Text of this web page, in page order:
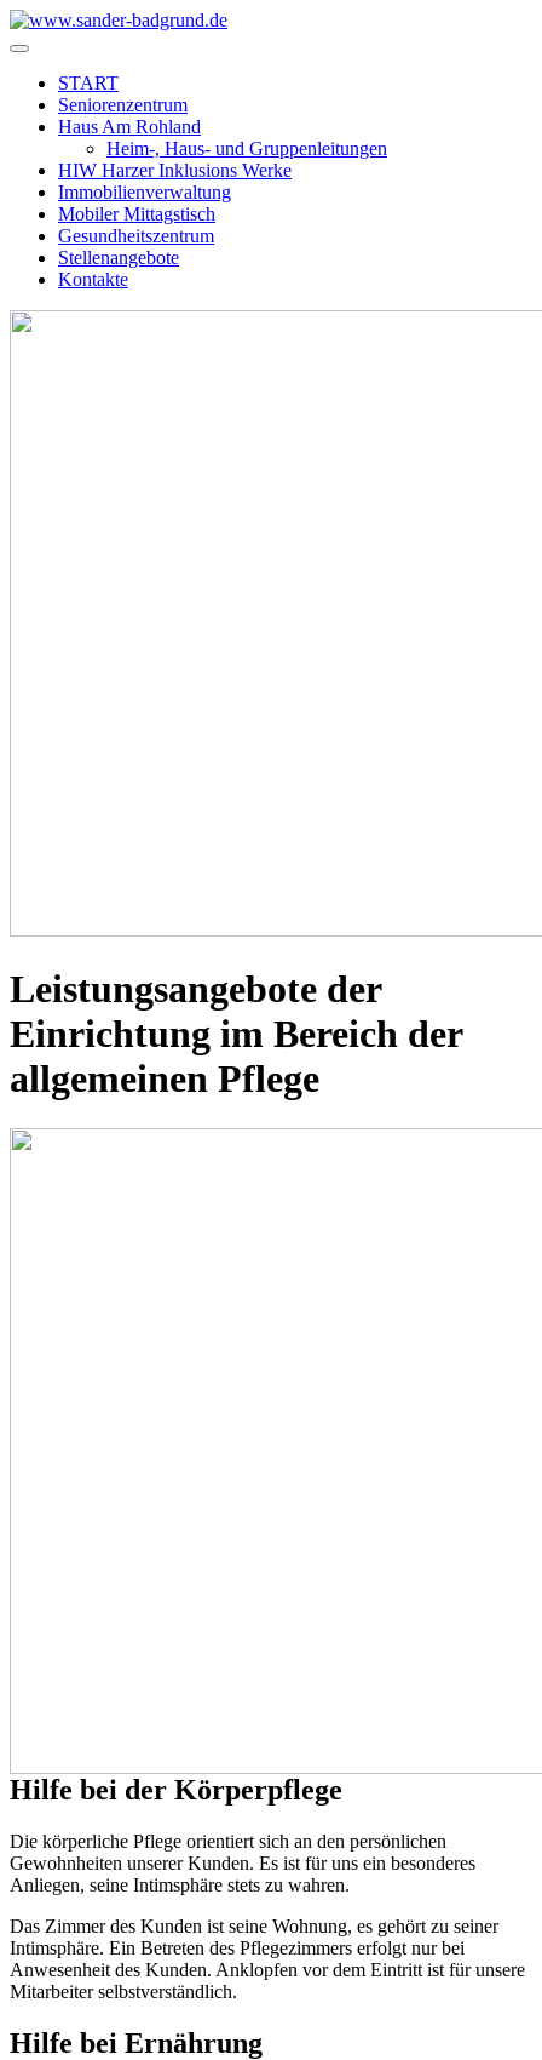
START
Seniorenzentrum
Haus Am Rohland
Heim-, Haus- und Gruppenleitungen
HIW Harzer Inklusions Werke
Immobilienverwaltung
Mobiler Mittagstisch
Gesundheitszentrum
Stellenangebote
Kontakte
Leistungsangebote der
Einrichtung im Bereich der
allgemeinen Pflege
Hilfe bei der Körperpflege
Die körperliche Pflege orientiert sich an den persönlichen
Gewohnheiten unserer Kunden. Es ist für uns ein besonderes
Anliegen, seine Intimsphäre stets zu wahren.
Das Zimmer des Kunden ist seine Wohnung, es gehört zu seiner
Intimsphäre. Ein Betreten des Pflegezimmers erfolgt nur bei
Anwesenheit des Kunden. Anklopfen vor dem Eintritt ist für unsere
Mitarbeiter selbstverständlich.
Hilfe bei Ernährung